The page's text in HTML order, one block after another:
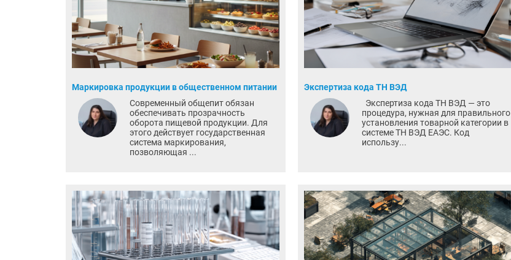
Маркировка продукции в общественном питании
Современный общепит обязан
обеспечивать прозрачность
оборота пищевой продукции. Для
этого действует государственная
система маркирования,
позволяющая ...
Экспертиза кода ТН ВЭД
Экспертиза кода ТН ВЭД — это
процедура, нужная для правильного
установления товарной категории в
системе ТН ВЭД ЕАЭС. Код
использу...